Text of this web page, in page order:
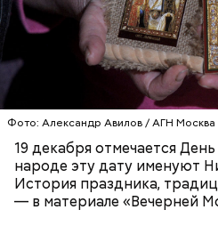
Фото: Александр Авилов / АГН Москва
19 декабря отмечается
народе эту дату именуют
История праздника,
— в материале «Вечерней